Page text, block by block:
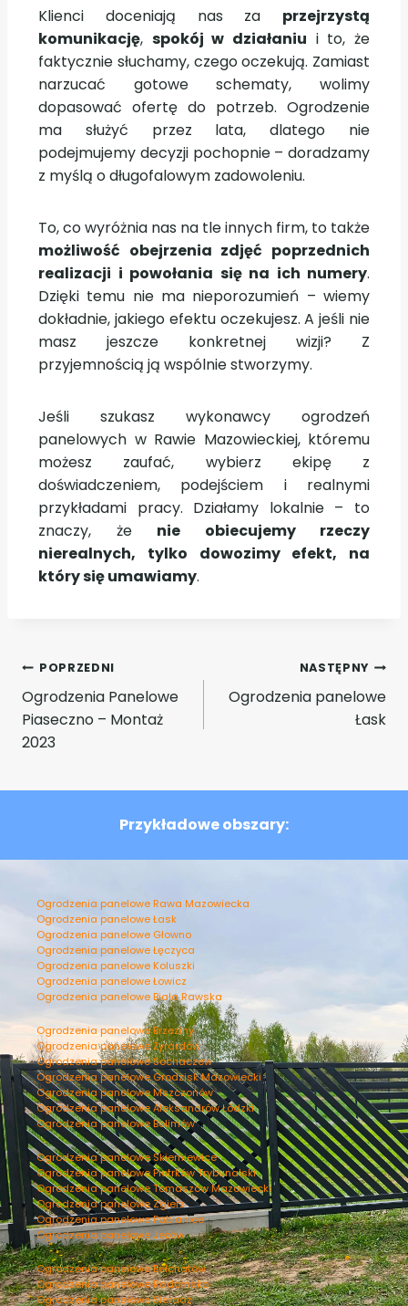
Klienci doceniają nas za przejrzystą
komunikację, spokój w działaniu i to, że
faktycznie słuchamy, czego oczekują. Zamiast
narzucać gotowe schematy, wolimy
dopasować ofertę do potrzeb. Ogrodzenie
ma służyć przez lata, dlatego nie
podejmujemy decyzji pochopnie – doradzamy
z myślą o długofalowym zadowoleniu.
To, co wyróżnia nas na tle innych firm, to także
możliwość obejrzenia zdjęć poprzednich
realizacji i powołania się na ich numery.
Dzięki temu nie ma nieporozumień – wiemy
dokładnie, jakiego efektu oczekujesz. A jeśli nie
masz jeszcze konkretnej wizji? Z
przyjemnością ją wspólnie stworzymy.
Jeśli szukasz wykonawcy ogrodzeń
panelowych w Rawie Mazowieckiej, któremu
możesz zaufać, wybierz ekipę z
doświadczeniem, podejściem i realnymi
przykładami pracy. Działamy lokalnie – to
znaczy, że nie obiecujemy rzeczy
nierealnych, tylko dowozimy efekt, na
który się umawiamy.
POPRZEDNI
Ogrodzenia Panelowe
Piaseczno – Montaż
2023
NASTĘPNY
Ogrodzenia panelowe
Łask
Przykładowe obszary:
Ogrodzenia panelowe Rawa Mazowiecka
Ogrodzenia panelowe Łask
Ogrodzenia panelowe Głowno
Ogrodzenia panelowe Łęczyca
Ogrodzenia panelowe Koluszki
Ogrodzenia panelowe Łowicz
Ogrodzenia panelowe Biała Rawska
Ogrodzenia panelowe Brzeziny
Ogrodzenia panelowe Żyrardów
Ogrodzenia panelowe Sochaczew
Ogrodzenia panelowe Grodzisk Mazowiecki
Ogrodzenia panelowe Mszczonów
Ogrodzenia panelowe Aleksandrów Łódzki
Ogrodzenia panelowe Bolimów
Ogrodzenia panelowe Skierniewice
Ogrodzenia panelowe Piotrków Trybunalski
Ogrodzenia panelowe Tomaszów Mazowiecki
Ogrodzenia panelowe Zgierz
Ogrodzenia panelowe Pabianice
Ogrodzenia panelowe Jeżów
Ogrodzenia panelowe Bełchatów
Ogrodzenia panelowe Radomsko
Ogrodzenia panelowe Sieradz